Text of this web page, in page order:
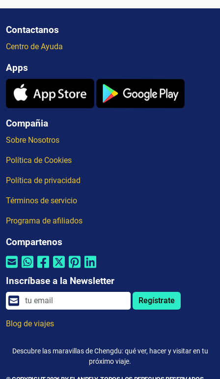
Contactanos
Centro de Ayuda
Apps
Compañia
Sobre Nosotros
Política de Cookies
Política de privacidad
Términos de servicio
Programa de afiliados
Compartenos
Inscríbase a la Newsletter
Regístrate
Blog de viajes
Descubre las maravillas de Chengdu: qué ver, hacer y visitar en tu
próximo viaje.